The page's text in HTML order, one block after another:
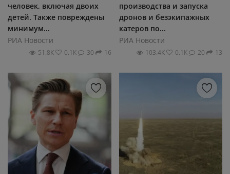
человек, включая двоих
детей. Также повреждены
минимум...
РИА Новости
51.8К 0.1К 30 16
производства и запуска
дронов и безэкипажных
катеров по...
РИА Новости
103.4К 0.1К 20 13